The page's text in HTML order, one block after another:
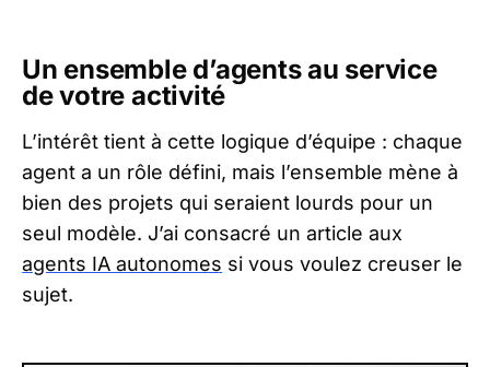
Un ensemble d’agents au service
de votre activité
L’intérêt tient à cette logique d’équipe : chaque
agent a un rôle défini, mais l’ensemble mène à
bien des projets qui seraient lourds pour un
seul modèle. J’ai consacré un article aux
agents IA autonomes si vous voulez creuser le
sujet.